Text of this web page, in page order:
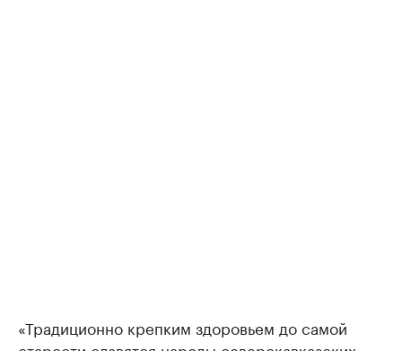
«Традиционно крепким здоровьем до самой